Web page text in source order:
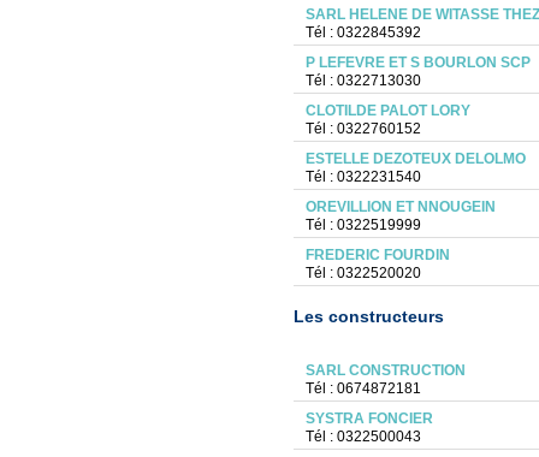
SARL HELENE DE WITASSE
Tél : 0322845392
P LEFEVRE ET S BOURLON SCP
Tél : 0322713030
CLOTILDE PALOT LORY
Tél : 0322760152
ESTELLE DEZOTEUX DELOLMO
Tél : 0322231540
OREVILLION ET NNOUGEIN
Tél : 0322519999
FREDERIC FOURDIN
Tél : 0322520020
Les constructeurs
SARL CONSTRUCTION
Tél : 0674872181
SYSTRA FONCIER
Tél : 0322500043